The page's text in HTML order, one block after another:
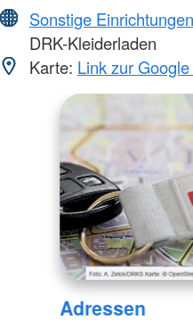
Sonstige Einrichtungen
DRK-Kleiderladen
Karte: Link zur
Adressen